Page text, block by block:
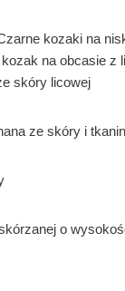
kozaki na
na obcasie z
skóry licowej
ze skóry i
o